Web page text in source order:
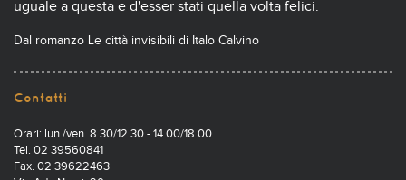
uguale a questa e d'esser stati quella volta felici.
Dal romanzo Le città invisibili di Italo Calvino
Contatti
Orari: lun./ven. 8.30/12.30 - 14.00/18.00
Tel. 02 39560841
Fax. 02 39622463